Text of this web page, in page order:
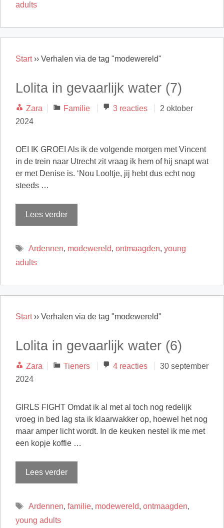
adults
Start›› Verhalen via de tag "modewereld"
Lolita in gevaarlijk water (7)
Zara Categorieën
Familie 3 reacties
2 oktober
2024
OEI IK GROEI Als ik de volgende morgen met Vincent
in de trein naar Utrecht zit vraag ik hem of hij snapt wat
er met Denise is. ‘Nou Looltje, jij hebt dus echt nog
steeds …
Lees verder
Tags
Ardennen, modewereld, ontmaagden, young
adults
Start›› Verhalen via de tag "modewereld"
Lolita in gevaarlijk water (6)
Zara Categorieën
Tieners 4 reacties
30 september
2024
GIRLS FIGHT Omdat ik al met al toch nog redelijk
vroeg in bed lag sta ik klaarwakker op, hoewel het nog
maar amper licht wordt. In de keuken nestel ik me met
een kopje koffie …
Lees verder
Tags
Ardennen, familie, modewereld, ontmaagden,
young adults